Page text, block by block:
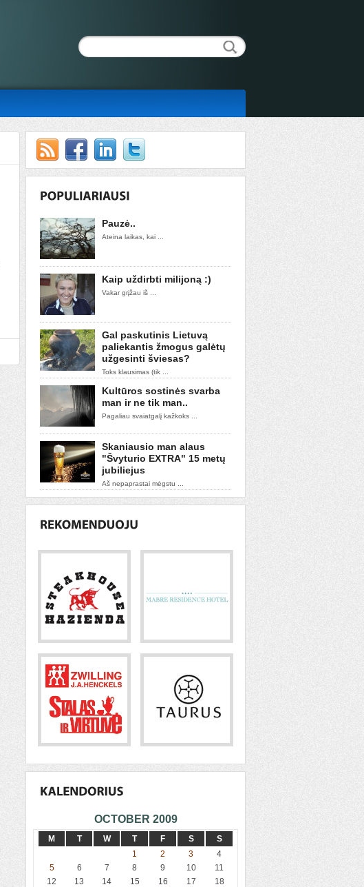
Pauzė..
Ateina laikas, kai ...
Kaip uždirbti milijoną :)
Vakar grįžau iš ...
Gal paskutinis Lietuvą
paliekantis žmogus galėtų
užgesinti šviesas?
Toks klausimas (tik ...
Kultūros sostinės svarba
man ir ne tik man..
Pagaliau svaiatgalį kažkoks ...
Skaniausio man alaus
"Švyturio EXTRA" 15 metų
jubiliejus
Aš nepaprastai mėgstu ...
OCTOBER 2009
M T W T F S
S
1
2 3
4
5
6 7 8 9 10
11
12
13 14 15 16 17
18